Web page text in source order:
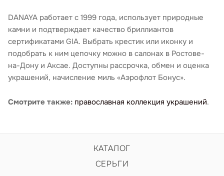
DANAYA работает с 1999 года, использует природные
камни и подтверждает качество бриллиантов
сертификатами GIA. Выбрать крестик или иконку и
подобрать к ним цепочку можно в салонах в Ростове-
на-Дону и Аксае. Доступны рассрочка, обмен и оценка
украшений, начисление миль «Аэрофлот Бонус».
Смотрите также: православная коллекция украшений.
КАТАЛОГ
СЕРЬГИ